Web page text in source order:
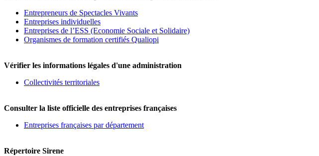
Entrepreneurs de Spectacles Vivants
Entreprises individuelles
Entreprises de l’ESS (Economie Sociale et Solidaire)
Organismes de formation certifiés Qualiopi
Vérifier les informations légales d'une administration
Collectivités territoriales
Consulter la liste officielle des entreprises françaises
Entreprises françaises par département
Répertoire Sirene